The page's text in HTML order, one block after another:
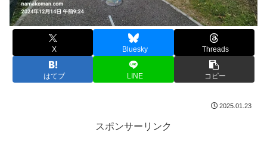
X Bluesky Threads
はてブ LINE コピー
2025.01.23
スポンサーリンク